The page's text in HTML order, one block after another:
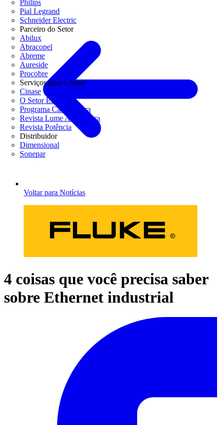
Philips
Pial Legrand
Schneider Electric
Parceiro do Setor
Abilux
Abracopel
Abreme
Aureside
Procobre
Serviços para o Setor
Cinase
O Setor Elétrico
Programa Casa Segura
Revista Lume Arquitetura
Revista Potência
Distribuidor
Dimensional
Sonepar
Voltar para Notícias
4 coisas que você precisa saber
sobre Ethernet industrial